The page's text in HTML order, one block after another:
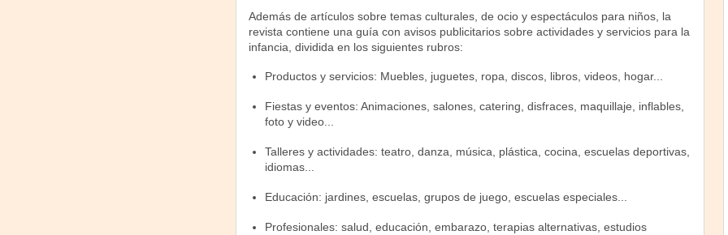
Además de artículos sobre temas culturales, de ocio y espectáculos para niños, la
revista contiene una guía con avisos publicitarios sobre actividades y servicios para la
infancia, dividida en los siguientes rubros:
Productos y servicios: Muebles, juguetes, ropa, discos, libros, videos, hogar...
Fiestas y eventos: Animaciones, salones, catering, disfraces, maquillaje, inflables,
foto y video...
Talleres y actividades: teatro, danza, música, plástica, cocina, escuelas deportivas,
idiomas...
Educación: jardines, escuelas, grupos de juego, escuelas especiales...
Profesionales: salud, educación, embarazo, terapias alternativas, estudios